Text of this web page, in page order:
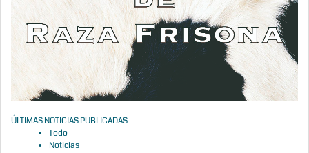
ÚLTIMAS NOTICIAS PUBLICADAS
Todo
Noticias